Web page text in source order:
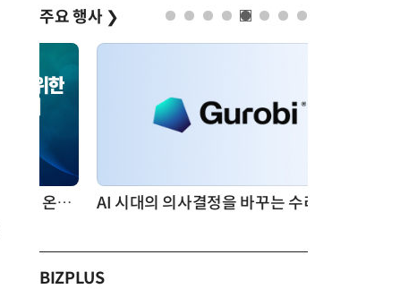
주요 행사 ❯
AI 시대의 의사결정을 바꾸는 수리최적화(Optimization): 실제 산업 적용 사례와 활용 전략
BIZPLUS